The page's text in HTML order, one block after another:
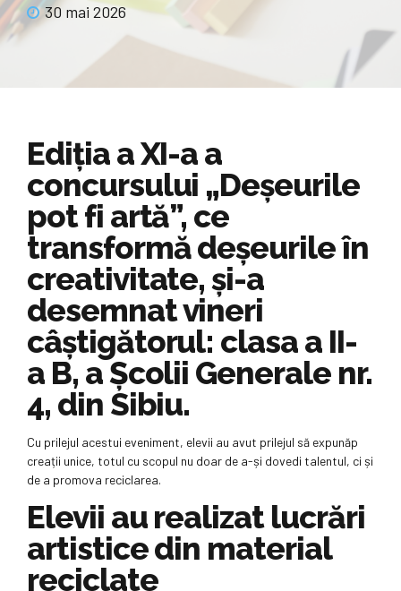
30 mai 2026
Ediția a XI-a a
concursului „Deșeurile
pot fi artă”, ce
transformă deșeurile în
creativitate, și-a
desemnat vineri
câștigătorul: clasa a II-
a B, a Școlii Generale nr.
4, din Sibiu.
Cu prilejul acestui eveniment, elevii au avut prilejul să expunăp
creații unice, totul cu scopul nu doar de a-și dovedi talentul, ci și
de a promova reciclarea.
Elevii au realizat lucrări
artistice din material
reciclate